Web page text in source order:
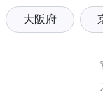
大阪府